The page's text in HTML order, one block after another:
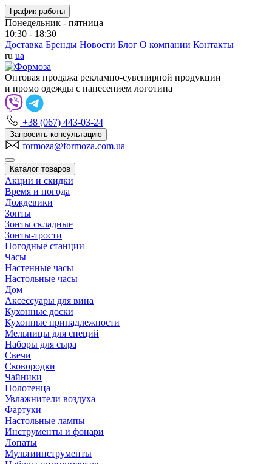
График работы
Понедельник - пятница
10:30 - 18:30
Доставка Бренды Новости Блог О компании Контакты
ru ua
Оптовая продажа рекламно-сувенирной продукции
и промо одежды с нанесением логотипа
+38 (067) 443-03-24
Запросить консультацию
formoza@formoza.com.ua
Каталог товаров
Акции и скидки
Время и погода
Дождевики
Зонты
Зонты складные
Зонты-трости
Погодные станции
Часы
Настенные часы
Настольные часы
Дом
Аксессуары для вина
Кухонные доски
Кухонные принадлежности
Мельницы для специй
Наборы для сыра
Свечи
Сковородки
Чайники
Полотенца
Увлажнители воздуха
Фартуки
Настольные лампы
Инструменты и фонари
Лопаты
Мультиинструменты